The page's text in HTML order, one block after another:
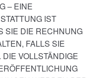
– EINE
IST
SIE DIE RECHNUNG
FALLS SIE
VOLLSTÄNDIGE